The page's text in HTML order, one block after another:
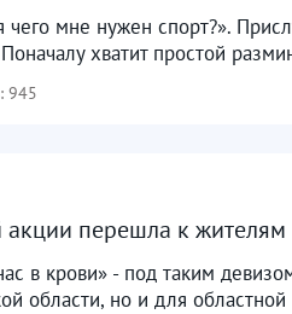
чего мне нужен спорт?».
хватит простой
945
акции перешла к
в крови» - под таким
области, но и для